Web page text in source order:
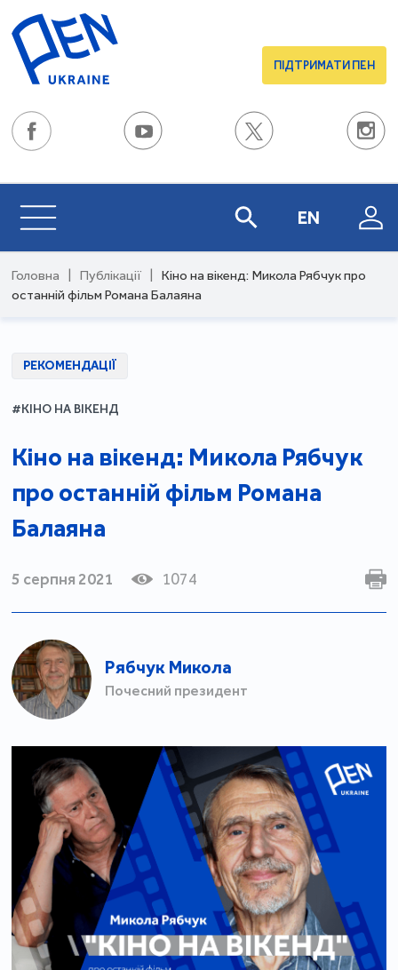
ПІДТРИМАТИ ПЕН
EN
Головна Публікації
Кіно на вікенд: Микола Рябчук про
останній фільм Романа Балаяна
РЕКОМЕНДАЦІЇ
#КІНО НА ВІКЕНД
Кіно на вікенд: Микола Рябчук
про останній фільм Романа
Балаяна
5 серпня 2021 1074
Рябчук Микола
Почесний президент